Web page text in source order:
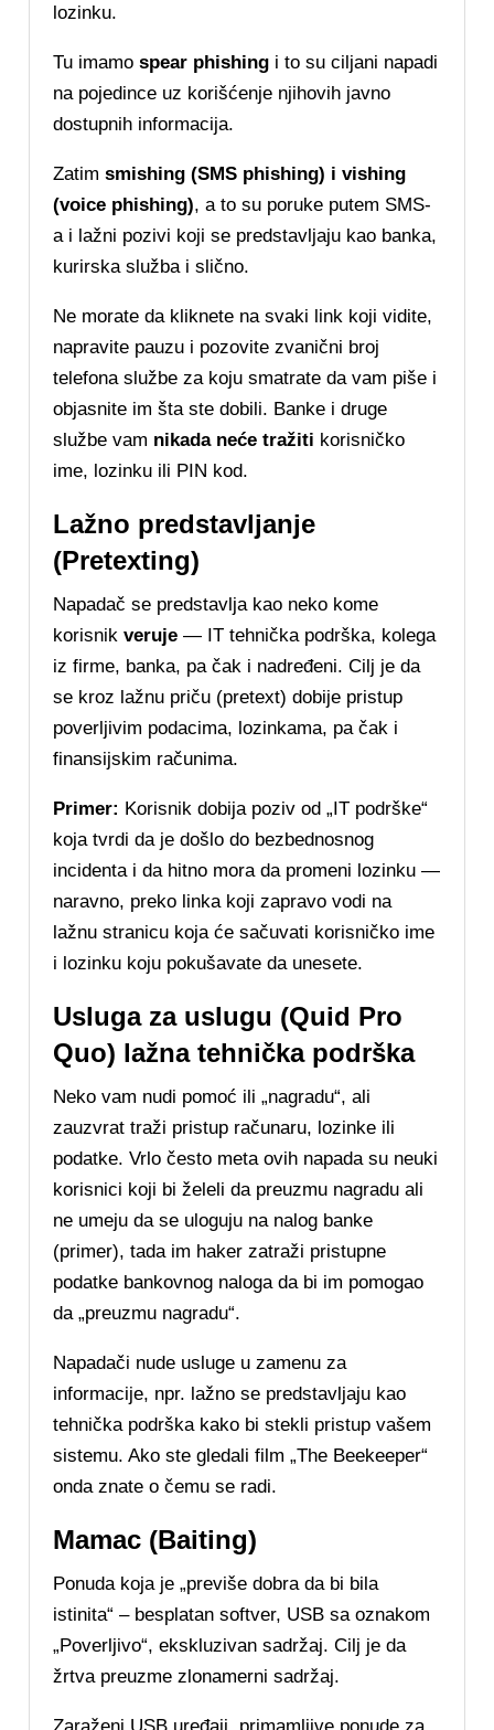
lozinku.
Tu imamospear phishing i to su ciljani napadi
na pojedince uz korišćenje njihovih javno
dostupnih informacija.
Zatimsmishing (SMS phishing) i vishing
(voice phishing), a to su poruke putem SMS-
a i lažni pozivi koji se predstavljaju kao banka,
kurirska služba i slično.
Ne morate da kliknete na svaki link koji vidite,
napravite pauzu i pozovite zvanični broj
telefona službe za koju smatrate da vam piše i
objasnite im šta ste dobili. Banke i druge
službe vam nikada neće tražiti korisničko
ime, lozinku ili PIN kod.
Lažno predstavljanje
(Pretexting)
Napadač se predstavlja kao neko kome
korisnikveruje — IT tehnička podrška, kolega
iz firme, banka, pa čak i nadređeni. Cilj je da
se kroz lažnu priču (pretext) dobije pristup
poverljivim podacima, lozinkama, pa čak i
finansijskim računima.
Primer: Korisnik dobija poziv od „IT podrške“
koja tvrdi da je došlo do bezbednosnog
incidenta i da hitno mora da promeni lozinku —
naravno, preko linka koji zapravo vodi na
lažnu stranicu koja će sačuvati korisničko ime
i lozinku koju pokušavate da unesete.
Usluga za uslugu (Quid Pro
Quo) lažna tehnička podrška
Neko vam nudi pomoć ili „nagradu“, ali
zauzvrat traži pristup računaru, lozinke ili
podatke. Vrlo često meta ovih napada su neuki
korisnici koji bi želeli da preuzmu nagradu ali
ne umeju da se uloguju na nalog banke
(primer), tada im haker zatraži pristupne
podatke bankovnog naloga da bi im pomogao
da „preuzmu nagradu“.
Napadači nude usluge u zamenu za
informacije, npr. lažno se predstavljaju kao
tehnička podrška kako bi stekli pristup vašem
sistemu. Ako ste gledali film „The Beekeeper“
onda znate o čemu se radi.
Mamac (Baiting)
Ponuda koja je „previše dobra da bi bila
istinita“ – besplatan softver, USB sa oznakom
„Poverljivo“, ekskluzivan sadržaj. Cilj je da
žrtva preuzme zlonamerni sadržaj.